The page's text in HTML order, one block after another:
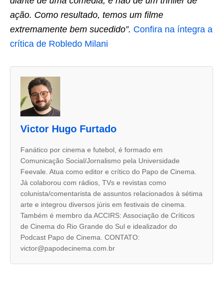
ação. Como resultado, temos um filme
extremamente bem sucedido”. Confira na íntegra a
crítica de Robledo Milani
u
Victor Hugo Furtado
Fanático por cinema e futebol, é formado em
Comunicação Social/Jornalismo pela Universidade
Feevale. Atua como editor e crítico do Papo de Cinema.
Já colaborou com rádios, TVs e revistas como
colunista/comentarista de assuntos relacionados à sétima
arte e integrou diversos júris em festivais de cinema.
Também é membro da ACCIRS: Associação de Críticos
de Cinema do Rio Grande do Sul e idealizador do
Podcast Papo de Cinema. CONTATO:
victor@papodecinema.com.br